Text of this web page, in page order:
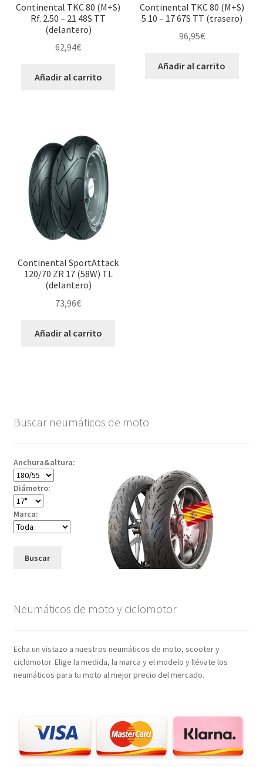
Continental TKC 80 (M+S)
Rf. 2.50 – 21 48S TT
(delantero)
62,94€
Añadir al carrito
Continental TKC 80 (M+S)
5.10 – 17 67S TT (trasero)
96,95€
Añadir al carrito
Continental SportAttack
120/70 ZR 17 (58W) TL
(delantero)
73,96€
Añadir al carrito
Buscar neumáticos de moto
Anchura&altura:
Diámetro:
Marca:
Buscar
Neumáticos de moto y ciclomotor
Echa un vistazo a nuestros neumáticos de moto, scooter y
ciclomotor. Elige la medida, la marca y el modelo y llévate los
neumáticos para tu moto al mejor precio del mercado.